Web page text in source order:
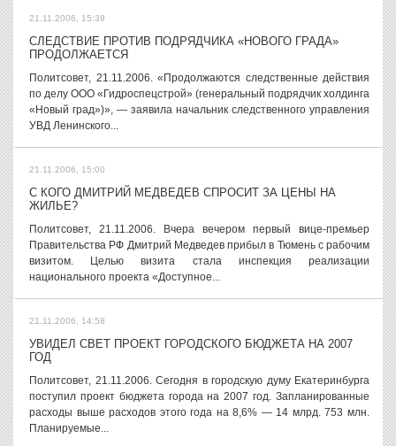
21.11.2006, 15:39
СЛЕДСТВИЕ ПРОТИВ ПОДРЯДЧИКА «НОВОГО ГРАДА»
ПРОДОЛЖАЕТСЯ
Политсовет, 21.11.2006. «Продолжаются следственные действия
по делу ООО «Гидроспецстрой» (генеральный подрядчик холдинга
«Новый град»)», — заявила начальник следственного управления
УВД Ленинского...
21.11.2006, 15:00
С КОГО ДМИТРИЙ МЕДВЕДЕВ СПРОСИТ ЗА ЦЕНЫ НА
ЖИЛЬЕ?
Политсовет, 21.11.2006. Вчера вечером первый вице-премьер
Правительства РФ Дмитрий Медведев прибыл в Тюмень с рабочим
визитом. Целью визита стала инспекция реализации
национального проекта «Доступное...
21.11.2006, 14:58
УВИДЕЛ СВЕТ ПРОЕКТ ГОРОДСКОГО БЮДЖЕТА НА 2007
ГОД
Политсовет, 21.11.2006. Сегодня в городскую думу Екатеринбурга
поступил проект бюджета города на 2007 год. Запланированные
расходы выше расходов этого года на 8,6% — 14 млрд. 753 млн.
Планируемые...